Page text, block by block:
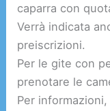
caparra con
Verrà indicata
preiscrizioni.
Per le gite con
prenotare le
Per